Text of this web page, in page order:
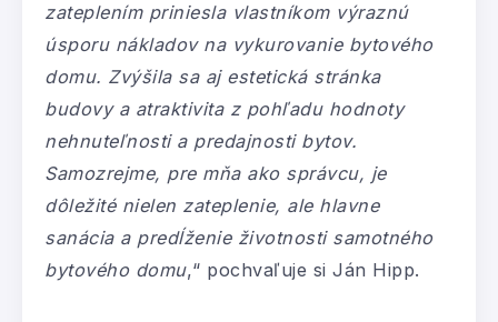
zateplením priniesla vlastníkom výraznú
úsporu nákladov na vykurovanie bytového
domu. Zvýšila sa aj estetická stránka
budovy a atraktivita z pohľadu hodnoty
nehnuteľnosti a predajnosti bytov.
Samozrejme, pre mňa ako správcu, je
dôležité nielen zateplenie, ale hlavne
sanácia a predĺženie životnosti samotného
bytového domu,“ pochvaľuje si Ján Hipp.